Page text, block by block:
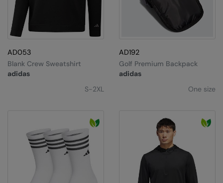
AD053
adidas
Blank Crew Sweatshirt
S-2XL
AD192
adidas
Golf Premium Backpack
One size